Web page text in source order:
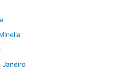
Janeiro